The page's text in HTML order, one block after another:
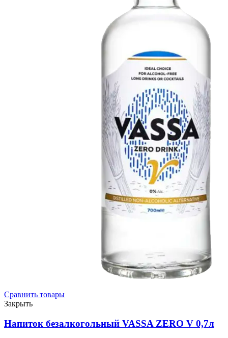
Сравнить товары
Закрыть
Напиток безалкогольный VASSA ZERO V 0,7л